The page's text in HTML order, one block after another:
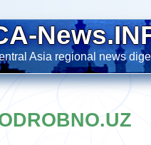
Asia regional news